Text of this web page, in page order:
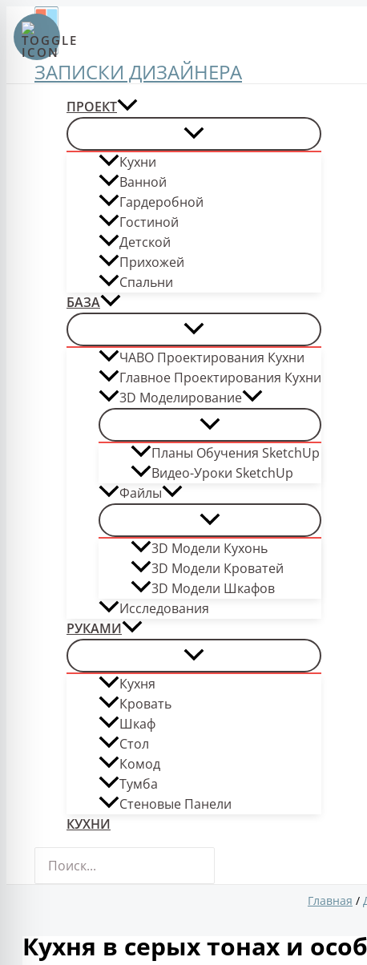
Перейти
содержимому
ЗАПИСКИ ДИЗАЙНЕРА
ПРОЕКТ
Кухни
Ванной
Гардеробной
Гостиной
Детской
Прихожей
Спальни
БАЗА
ЧАВО Проектирования Кухни
Главное Проектирования Кухни
3D Моделирование
Планы Обучения SketchUp
Видео-Уроки SketchUp
Файлы
3D Модели Кухонь
3D Модели Кроватей
3D Модели Шкафов
Исследования
РУКАМИ
Кухня
Кровать
Шкаф
Стол
Комод
Тумба
Стеновые Панели
КУХНИ
Главная
Кухня в серых тонах и